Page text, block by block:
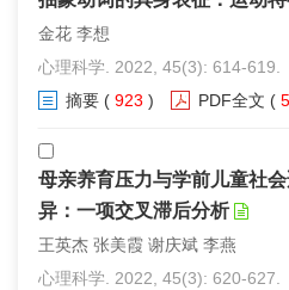
金花 李想
心理科学. 2022, 45(3): 614-619.
摘要 ( 923 ) PDF全文 (
母亲养育压力与学前儿童社
异：一项交叉滞后分析
王英杰 张美霞 谢庆斌 李燕
心理科学. 2022, 45(3): 620-627.